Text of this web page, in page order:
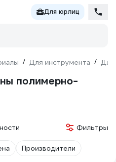
Для юрлиц
/ Для инструмента / Для
полимерно-
Фильтры
Производители